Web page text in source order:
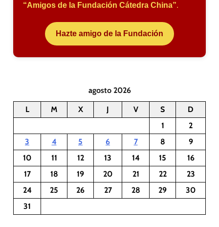
“Amigos de la Fundación Cátedra China”.
Hazte amigo de la Fundación
agosto 2026
L M X J V S
D
1
2
3
4 5 6 7 8
9
10
11 12 13 14 15
16
17
18 19 20 21 22
23
24
25 26 27 28 29
30
31